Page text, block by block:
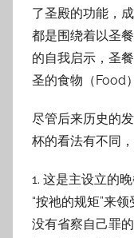
了圣殿的功能，
都是围绕着以圣
的自我启示，圣
圣的食物（Food
尽管后来历史的
杯的看法有不同
1. 这是主设立的
“按祂的规矩”来
没有省察自己罪